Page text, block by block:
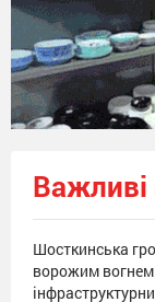
Шосткинська
ворожим